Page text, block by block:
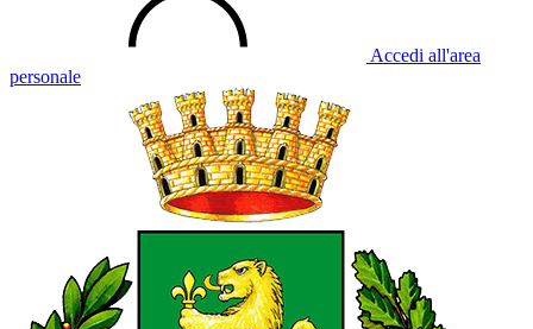
Accedi all'area
personale